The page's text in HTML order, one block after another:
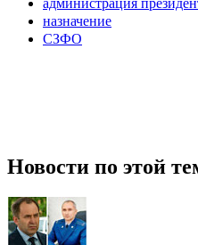
назначение
СЗФО
Новости по этой